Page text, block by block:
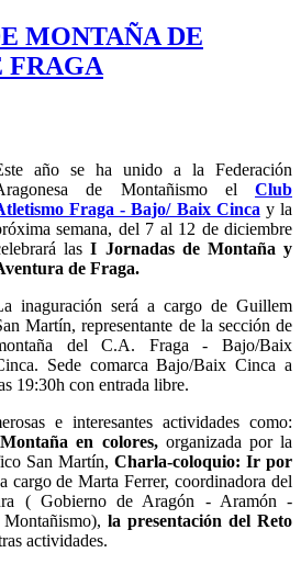
MONTAÑA DE
FRAGA
año se ha unido a la Federación
de Montañismo el Club
Fraga - Bajo/ Baix Cinca y la
semana, del 7 al 12 de diciembre
lasI Jornadas de Montaña y
de Fraga.
inaguración será a cargo de Guillem
Martín, representante de la sección de
del C.A. Fraga - Bajo/Baix
Sede comarca Bajo/Baix Cinca a
19:30h con entrada libre.
e interesantes actividades como:
en colores,organizada por la
San Martín, Charla-coloquio: Ir por
a cargo de Marta Ferrer, coordinadora del
( Gobierno de Aragón - Aramón -
la presentación del Reto
actividades.